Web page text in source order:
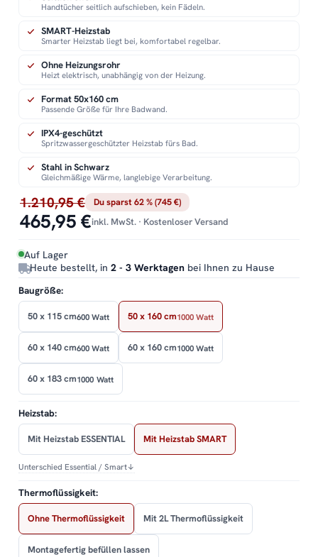
1.210,95 € Du sparst 62 % (745 €)
465,95 €inkl. MwSt. · Kostenloser Versand
Auf Lager
Heute bestellt, in 2 - 3 Werktagen bei Ihnen zu Hause
Handtücher seitlich aufschieben, kein Fädeln.
SMART-Heizstab
Smarter Heizstab liegt bei, komfortabel regelbar.
Ohne Heizungsrohr
Heizt elektrisch, unabhängig von der Heizung.
Format 50x160 cm
Passende Größe für Ihre Badwand.
IPX4-geschützt
Spritzwassergeschützter Heizstab fürs Bad.
Stahl in Schwarz
Gleichmäßige Wärme, langlebige Verarbeitung.
Baugröße:
50 x 115 cm600 Watt 50 x 160 cm1000 Watt
60 x 140 cm600 Watt 60 x 160 cm1000 Watt
60 x 183 cm1000 Watt
Heizstab:
Mit Heizstab ESSENTIAL Mit Heizstab SMART
Unterschied Essential / Smart↓
Thermoflüssigkeit:
Ohne Thermoflüssigkeit Mit 2L Thermoflüssigkeit
Montagefertig befüllen lassen